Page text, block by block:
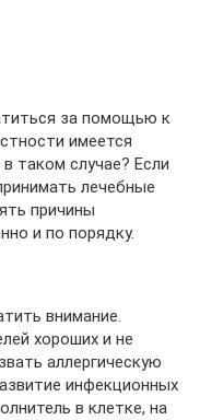
за помощью к
имеется
таком случае? Если
лечебные
причины
и по порядку.
внимание.
хороших и не
аллергическую
инфекционных
в клетке, на